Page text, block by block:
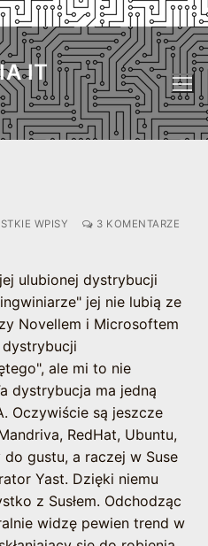
IT
WPISY 3 KOMENTARZE
ulubionej dystrybucji
jej nie lubią ze
Novellem i Microsoftem
ale mi to nie
dystrybucja ma jedną
Oczywiście są jeszcze
RedHat, Ubuntu,
gustu, a raczej w Suse
Yast. Dzięki niemu
z Susłem. Odchodząc
widzę pewien trend w